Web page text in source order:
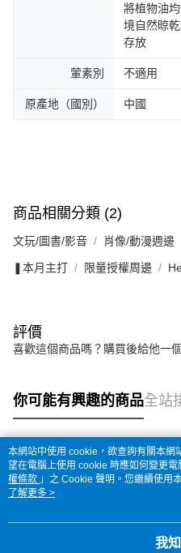
將植物油
境自然晾
存放
葷素別 不適用
原產地（國別） 中國
商品相關分類 (2)
文玩/圖書/影音 肖像/動漫週邊
❚本月主打 限量授權周邊
評價
喜歡這個商品嗎？購買後給他一
你可能有興趣的商品全站
熱門標籤
本網站中使用 cookie，欲查詢有關本網
望在電腦上使用 cookie 時應如何變更
權條款 」之 Cookie 聲明。您繼續使用
用條款之 Cookie 聲明使用 cookie。
了解更多 >
我